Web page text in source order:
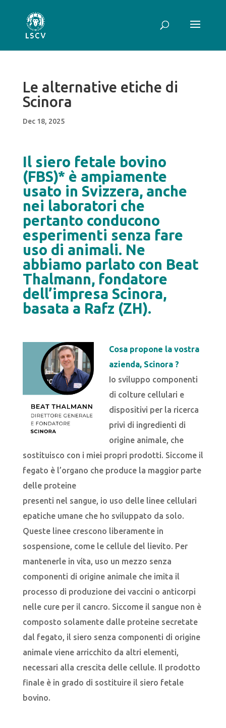
Le alternative etiche di
Scinora
Dec 18, 2025
Il siero fetale bovino
(FBS)* è ampiamente
usato in Svizzera, anche
nei laboratori che
pertanto conducono
esperimenti senza fare
uso di animali. Ne
abbiamo parlato con Beat
Thalmann, fondatore
dell’impresa Scinora,
basata a Rafz (ZH).
Cosa propone la vostra
azienda, Scinora ?
Io sviluppo componenti
di colture cellulari e
dispositivi per la ricerca
privi di ingredienti di
origine animale, che
sostituisco con i miei propri prodotti. Siccome il
fegato è l’organo che produce la maggior parte
delle proteine
presenti nel sangue, io uso delle linee cellulari
epatiche umane che ho sviluppato da solo.
Queste linee crescono liberamente in
sospensione, come le cellule del lievito. Per
mantenerle in vita, uso un mezzo senza
componenti di origine animale che imita il
processo di produzione dei vaccini o anticorpi
nelle cure per il cancro. Siccome il sangue non è
composto solamente dalle proteine secretate
dal fegato, il siero senza componenti di origine
animale viene arricchito da altri elementi,
necessari alla crescita delle cellule. Il prodotto
finale è in grado di sostituire il siero fetale
bovino.